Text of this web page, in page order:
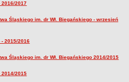
2016/2017
Śląskiego im. dr Wł. Biegańskiego - wrzesień
- 2015/2016
Śląskiego im. dr Wł. Biegańskiego 2014/2015
2014/2015